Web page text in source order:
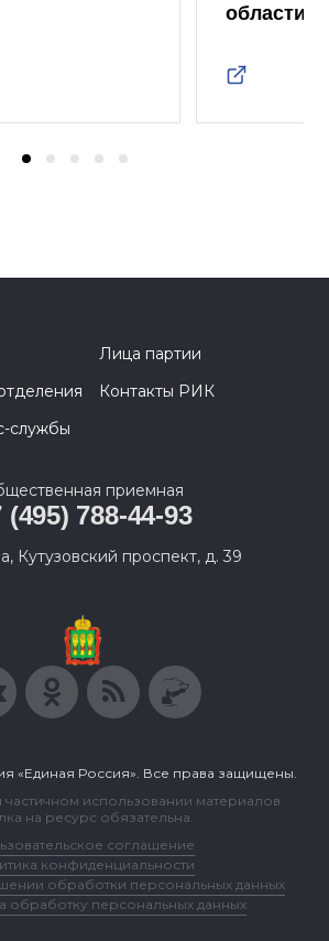
области
Лица партии
Контакты РИК
службы
приемная
(495) 788-44-93
Кутузовский проспект, д. 39
«Единая Россия». Все права защищены.
использовании материалов
на ресурс обязательна.
соглашение
конфиденциальности
обработки персональных данных
обработку персональных данных